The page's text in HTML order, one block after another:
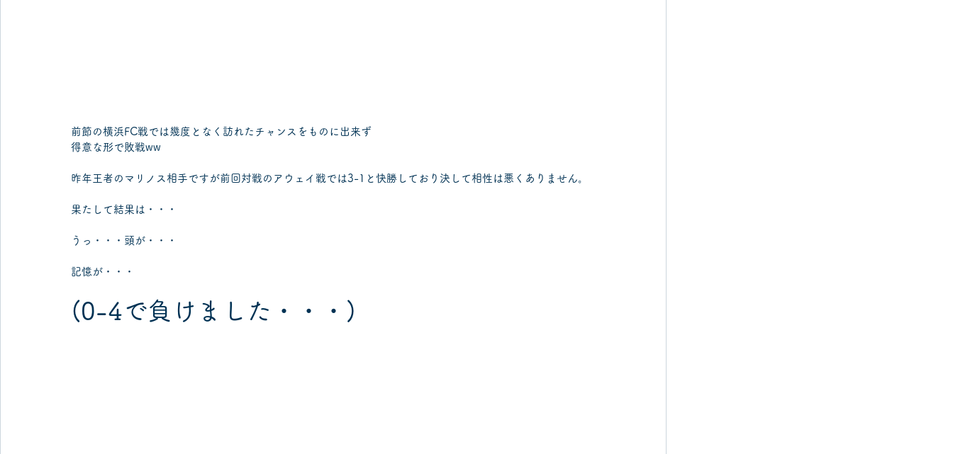
前節の横浜FC戦では幾度となく訪れたチャンスをものに出来ず
得意な形で敗戦ww
昨年王者のマリノス相手ですが前回対戦のアウェイ戦では3-1と快勝しており決して相性は悪くありません。
果たして結果は・・・
うっ・・・頭が・・・
記憶が・・・
(0-4で負けました・・・)